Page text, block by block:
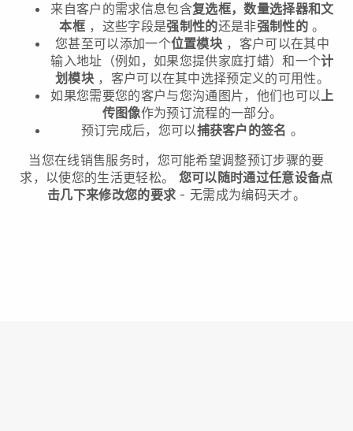
来自客户的需求信息包含复选框，数量选择器和文
本框 ，这些字段是强制性的还是非强制性的。
您甚至可以添加一个位置模块 ，客户可以在其中
输入地址（例如，如果您提供家庭打蜡）和一个计
划模块，客户可以在其中选择预定义的可用性。
如果您需要您的客户与您沟通图片，他们也可以上
传图像作为预订流程的一部分。
预订完成后，您可以捕获客户的签名 。
当您在线销售服务时，您可能希望调整预订步骤的要
求，以使您的生活更轻松。 您可以随时通过任意设备点
击几下来修改您的要求 - 无需成为编码天才。